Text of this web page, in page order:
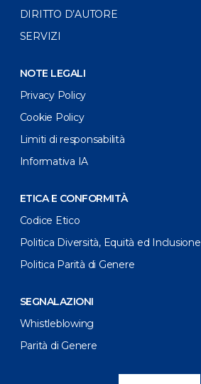
DIRITTO D’AUTORE
SERVIZI
NOTE LEGALI
Privacy Policy
Cookie Policy
Limiti di responsabilità
Informativa IA
ETICA E CONFORMITÀ
Codice Etico
Politica Diversità, Equità ed Inclusione
Politica Parità di Genere
SEGNALAZIONI
Whistleblowing
Parità di Genere